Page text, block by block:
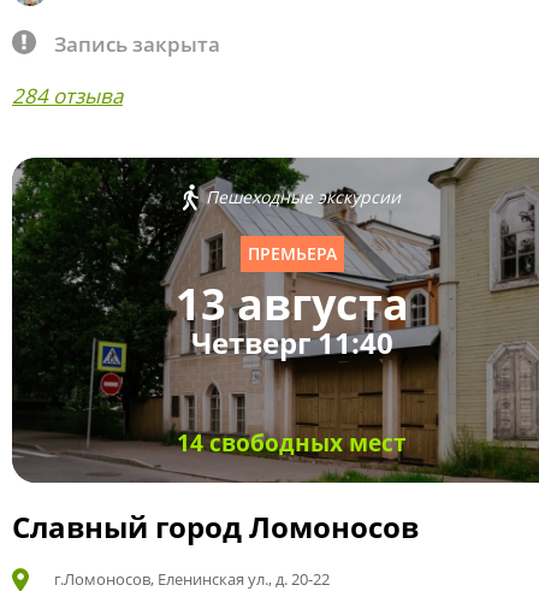
Запись закрыта
284 отзыва
Пешеходные экскурсии
ПРЕМЬЕРА
13 августа
Четверг 11:40
14 свободных мест
Славный город Ломоносов
г.Ломоносов, Еленинская ул., д. 20-22